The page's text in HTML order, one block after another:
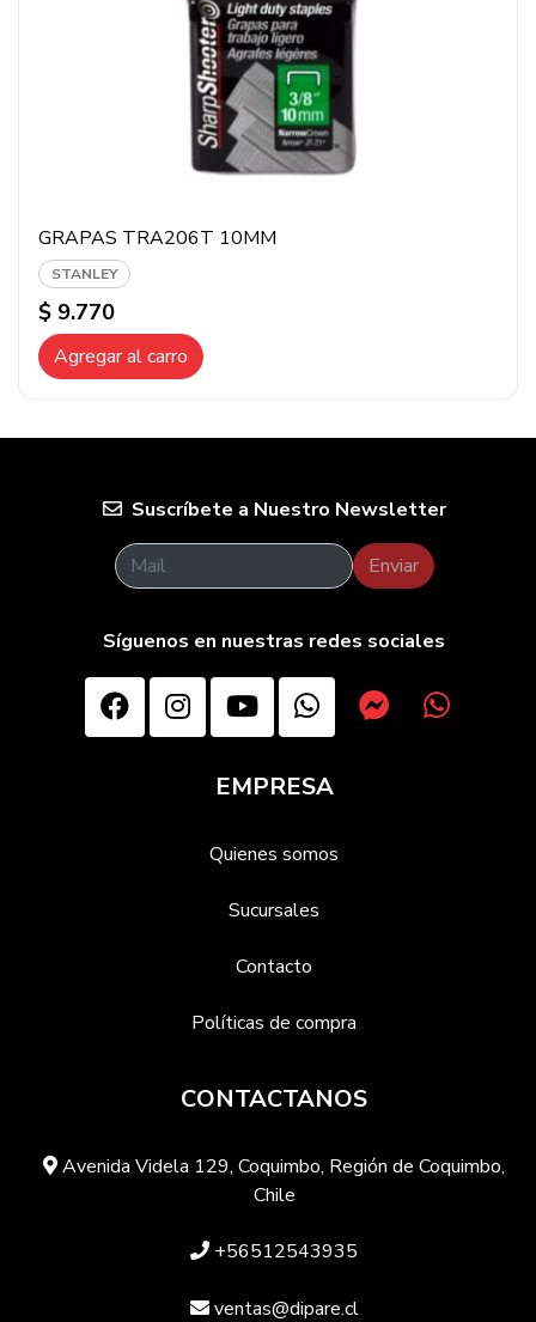
GRAPAS TRA206T 10MM
STANLEY
$ 9.770
Agregar al carro
Suscríbete a Nuestro Newsletter
Enviar
Síguenos en nuestras redes sociales
EMPRESA
Quienes somos
Sucursales
Contacto
Políticas de compra
CONTACTANOS
Avenida Videla 129, Coquimbo, Región de Coquimbo,
Chile
+56512543935
ventas@dipare.cl